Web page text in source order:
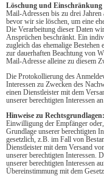
Löschung und Einschränkung
Mail-Adressen bis zu drei Jahren
bevor wir sie löschen, um eine
Die Verarbeitung dieser Daten
Ansprüchen beschränkt. Ein
zugleich das ehemalige
zur dauerhaften Beachtung von
Mail-Adresse alleine zu diesem
Die Protokollierung des
Interessen zu Zwecken des
einen Dienstleister mit dem
unserer berechtigten Interessen
Hinweise zu Rechtsgrundlagen:
Einwilligung der Empfänger
Grundlage unserer berechtigten
gesetzlich, z.B. im Fall von
Dienstleister mit dem Versand
unserer berechtigten Interessen.
unserer berechtigten Interessen
Übereinstimmung mit dem